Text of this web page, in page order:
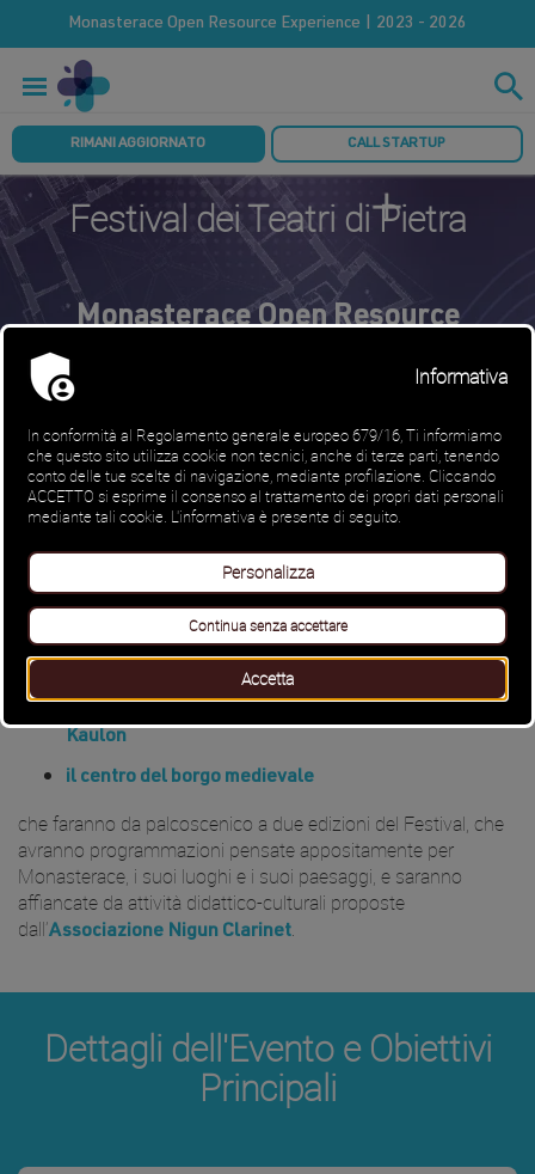
Monasterace Open Resource Experience | 2023 - 2026
RIMANI AGGIORNATO CALL STARTUP
Festival dei Teatri di Pietra
Monasterace Open Resource
IlFestival dei Teatri di Pietra, riunendo oltre 20 luoghi storici
dalla Sicilia alla Toscana ha come obiettivo lapromozione
della cultura nei luoghi storici, mettendo in connessione lo
spettacolo, i beni culturali, la fruizione e la tutela del
patrimonio artistico-culturale, la crescita socio-economica e
lo sviluppo sostenibile dei territori.
A Monasterace sono state individuate due location:
Teatro magno-greco del Parco Archeologico di
Kaulon
il centro del borgo medievale
che faranno da palcoscenico a due edizioni del Festival, che
avranno programmazioni pensate appositamente per
Monasterace, i suoi luoghi e i suoi paesaggi, e saranno
affiancate da attività didattico-culturali proposte
dall’Associazione Nigun Clarinet.
Dettagli dell'Evento e Obiettivi
Principali